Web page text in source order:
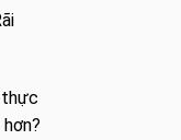
thực